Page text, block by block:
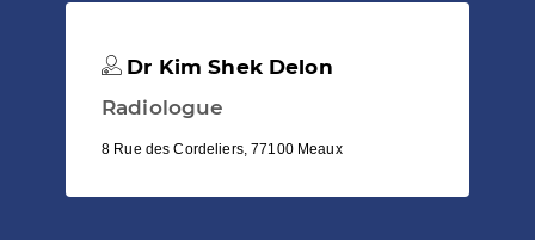
Dr Kim Shek Delon
Radiologue
8 Rue des Cordeliers, 77100 Meaux